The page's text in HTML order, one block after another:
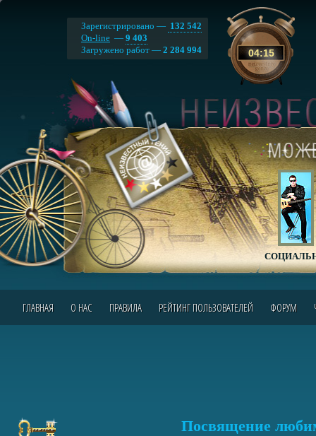
04:15
Зарегистрировано — 132 542
On-line — 9 403
Загружено работ — 2 284 994
ГЛАВНАЯ О НАС ПРАВИЛА РЕЙТИНГ ПОЛЬЗОВАТЕЛЕЙ ФОРУМ
Посвящение